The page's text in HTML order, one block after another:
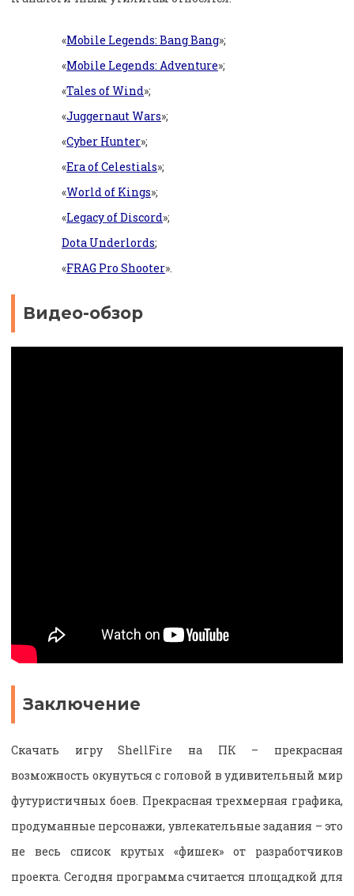
«Mobile Legends: Bang Bang»;
«Mobile Legends: Adventure»;
«Tales of Wind»;
«Juggernaut Wars»;
«Cyber Hunter»;
«Era of Celestials»;
«World of Kings»;
«Legacy of Discord»;
Dota Underlords;
«FRAG Pro Shooter».
Видео-обзор
Заключение
Скачать игру ShellFire на ПК – прекрасная
возможность окунуться с головой в удивительный мир
футуристичных боев. Прекрасная трехмерная графика,
продуманные персонажи, увлекательные задания – это
не весь список крутых «фишек» от разработчиков
проекта. Сегодня программа считается площадкой для